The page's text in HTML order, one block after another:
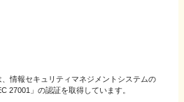
情報セキュリティマネジメントシステムの
27001」の認証を取得しています。